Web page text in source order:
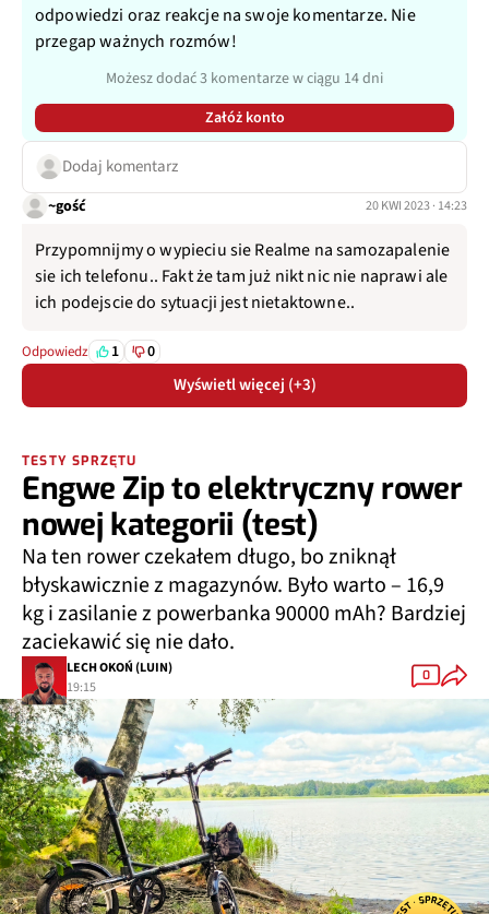
odpowiedzi oraz reakcje na swoje komentarze. Nie
przegap ważnych rozmów!
Możesz dodać 3 komentarze w ciągu 14 dni
Załóż konto
Dodaj komentarz
~gość 20 KWI 2023 · 14:23
Przypomnijmy o wypieciu sie Realme na samozapalenie
sie ich telefonu.. Fakt że tam już nikt nic nie naprawi ale
ich podejscie do sytuacji jest nietaktowne..
Odpowiedz 1 0
Wyświetl więcej (+3)
TESTY SPRZĘTU
Engwe Zip to elektryczny rower
nowej kategorii (test)
Na ten rower czekałem długo, bo zniknął
błyskawicznie z magazynów. Było warto – 16,9
kg i zasilanie z powerbanka 90000 mAh? Bardziej
zaciekawić się nie dało.
LECH OKOŃ (LUIN)
19:15
0